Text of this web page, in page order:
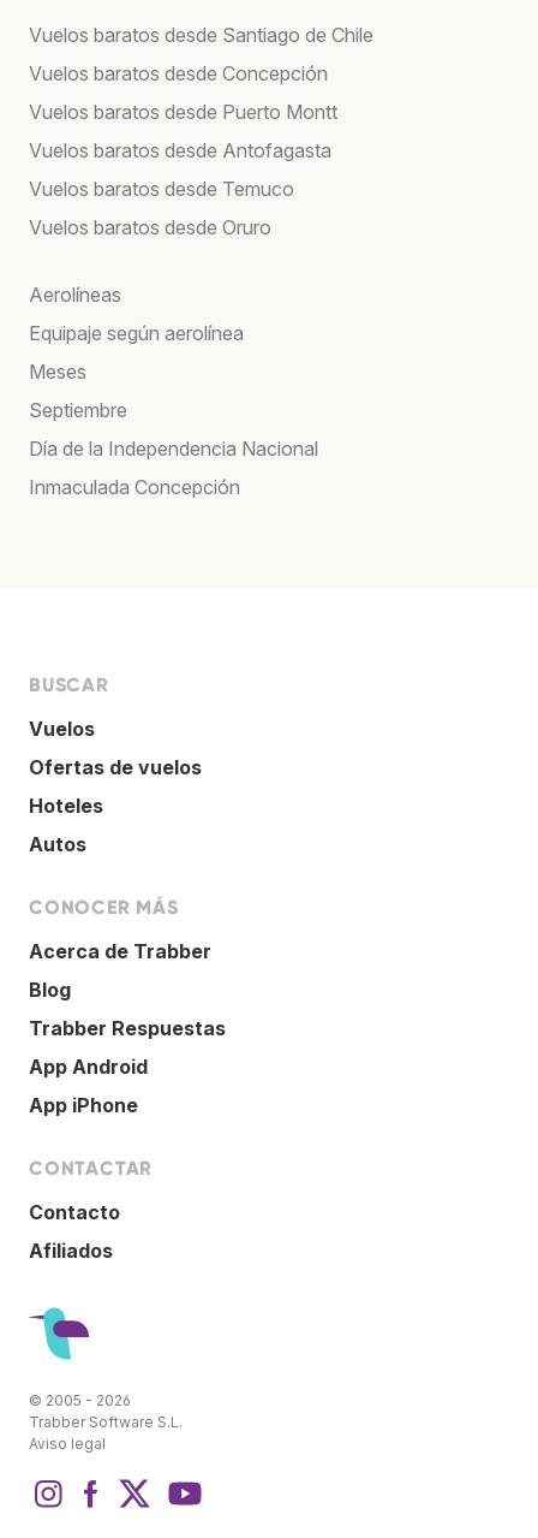
Vuelos baratos desde Santiago de Chile
Vuelos baratos desde Concepción
Vuelos baratos desde Puerto Montt
Vuelos baratos desde Antofagasta
Vuelos baratos desde Temuco
Vuelos baratos desde Oruro
Aerolíneas
Equipaje según aerolínea
Meses
Septiembre
Día de la Independencia Nacional
Inmaculada Concepción
BUSCAR
Vuelos
Ofertas de vuelos
Hoteles
Autos
CONOCER MÁS
Acerca de Trabber
Blog
Trabber Respuestas
App Android
App iPhone
CONTACTAR
Contacto
Afiliados
© 2005 - 2026
Trabber Software S.L.
Aviso legal